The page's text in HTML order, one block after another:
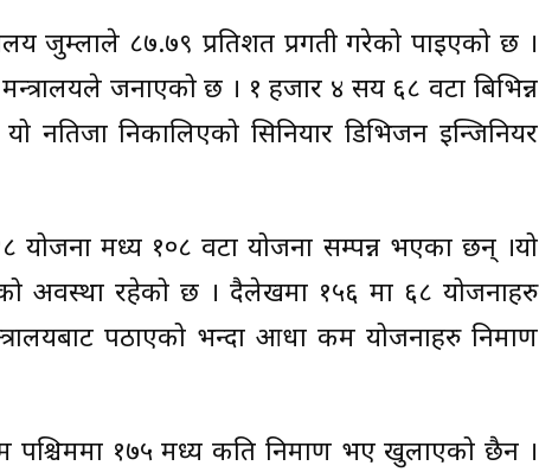
जुम्लाले ८७.७९ प्रतिशत प्रगती गरेको पाइएको छ ।
जनाएको छ । १ हजार ४ सय ६८ वटा बिभिन्न
नतिजा निकालिएको सिनियार डिभिजन इन्जिनियर
योजना मध्य १०८ वटा योजना सम्पन्न भएका छन् ।यो
अवस्था रहेको छ । दैलेखमा १५६ मा ६८ योजनाहरु
पठाएको भन्दा आधा कम योजनाहरु निर्माण
पश्चिममा १७५ मध्य कति निर्माण भए खुलाएको छैन ।